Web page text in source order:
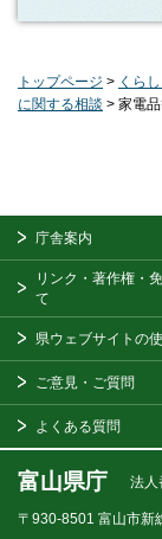
トップページ > くら
に関する相談 > 家電
庁舎案内
リンク・著作権・
て
県ウェブサイトの
ご意見・ご質問
よくある質問
富山県庁 法
〒930-8501 富山市新